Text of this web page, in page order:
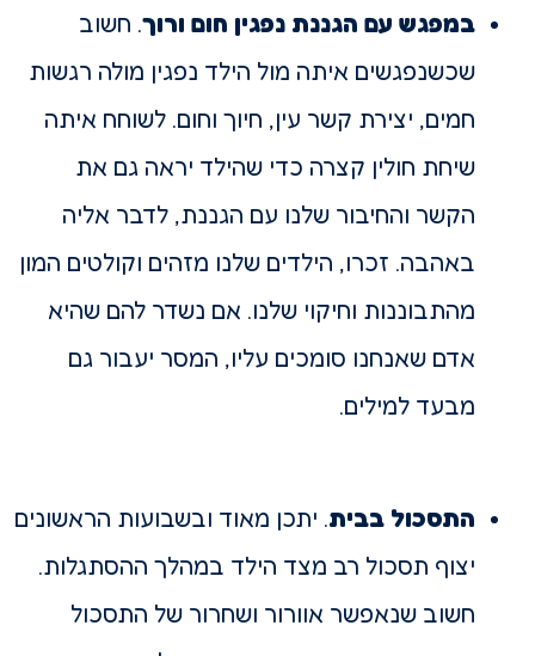
במפגש עם הגננת נפגין חום ורוך. חשוב
שכשנפגשים איתה מול הילד נפגין מולה רגשות
חמים, יצירת קשר עין, חיוך וחום. לשוחח איתה
שיחת חולין קצרה כדי שהילד יראה גם את
הקשר והחיבור שלנו עם הגננת, לדבר אליה
באהבה. זכרו, הילדים שלנו מזהים וקולטים המון
מהתבוננות וחיקוי שלנו. אם נשדר להם שהיא
אדם שאנחנו סומכים עליו, המסר יעבור גם
מבעד למילים.
התסכול בבית. יתכן מאוד ובשבועות הראשונים
יצוף תסכול רב מצד הילד במהלך ההסתגלות.
חשוב שנאפשר אוורור ושחרור של התסכול